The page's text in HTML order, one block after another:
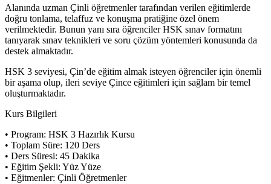
Alanında uzman Çinli öğretmenler tarafından verilen eğitimlerde
doğru tonlama, telaffuz ve konuşma pratiğine özel önem
verilmektedir. Bunun yanı sıra öğrenciler HSK sınav formatını
tanıyarak sınav teknikleri ve soru çözüm yöntemleri konusunda da
destek almaktadır.
HSK 3 seviyesi, Çin’de eğitim almak isteyen öğrenciler için önemli
bir aşama olup, ileri seviye Çince eğitimleri için sağlam bir temel
oluşturmaktadır.
Kurs Bilgileri
• Program: HSK 3 Hazırlık Kursu
• Toplam Süre: 120 Ders
• Ders Süresi: 45 Dakika
• Eğitim Şekli: Yüz Yüze
• Eğitmenler: Çinli Öğretmenler